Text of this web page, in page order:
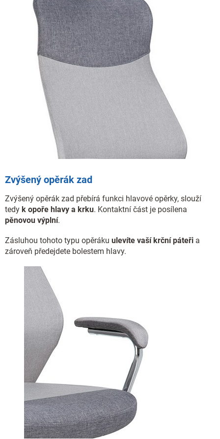
Zvýšený opěrák zad
Zvýšený opěrák zad přebírá funkci hlavové opěrky, slouží
tedy k opoře hlavy a krku. Kontaktní část je posílena
pěnovou výplní.
Zásluhou tohoto typu opěráku ulevíte vaší krční páteři a
zároveň předejdete bolestem hlavy.